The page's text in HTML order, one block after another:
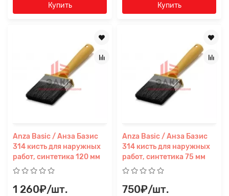
Купить Купить
Anza Basic / Анза Базис
314 кисть для наружных
работ, синтетика 120 мм
1 260₽/шт.
Anza Basic / Анза Базис
314 кисть для наружных
работ, синтетика 75 мм
750₽/шт.